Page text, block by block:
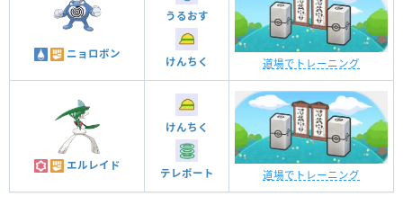
ニョロボン
うるおす
けんちく 道場でトレーニング
エルレイド
けんちく
テレポート 道場でトレーニング